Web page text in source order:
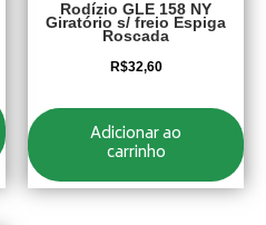
Rodízio GLE 158 NY
Giratório s/ freio Espiga
Roscada
R$32,60
Adicionar ao
carrinho